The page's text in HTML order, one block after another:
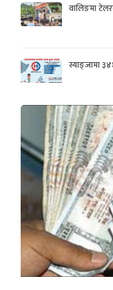
वालिङमा
स्याङ्जामा